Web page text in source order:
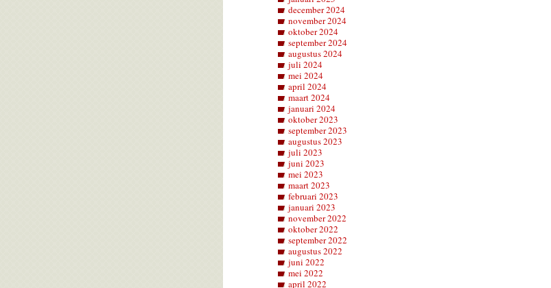
december 2024
november 2024
oktober 2024
september 2024
augustus 2024
juli 2024
mei 2024
april 2024
maart 2024
januari 2024
oktober 2023
september 2023
augustus 2023
juli 2023
juni 2023
mei 2023
maart 2023
februari 2023
januari 2023
november 2022
oktober 2022
september 2022
augustus 2022
juni 2022
mei 2022
april 2022